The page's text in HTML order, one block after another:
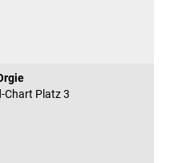
Chart Platz 3